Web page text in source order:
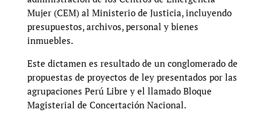
Mujer (CEM) al Ministerio de Justicia, incluyendo
presupuestos, archivos, personal y bienes
inmuebles.
Este dictamen es resultado de un conglomerado de
propuestas de proyectos de ley presentados por las
agrupaciones Perú Libre y el llamado Bloque
Magisterial de Concertación Nacional.